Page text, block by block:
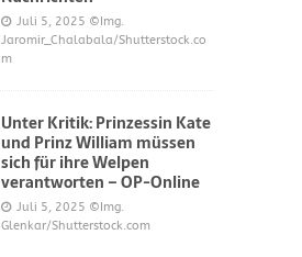
Juli 5, 2025 ©Img.
Jaromir_Chalabala/Shutterstock.co
m
Unter Kritik: Prinzessin Kate
und Prinz William müssen
sich für ihre Welpen
verantworten – OP-Online
Juli 5, 2025 ©Img.
Glenkar/Shutterstock.com